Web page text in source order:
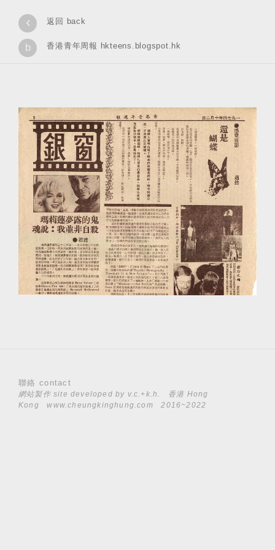
‹ 返回 back
b 香港青年周報 hkteens.blogspot.hk
聯絡 contact
網站製作 site developed by v.c.+k.h.
香港 Hong
Kongwww.cheungkinghung.com 2016~2022